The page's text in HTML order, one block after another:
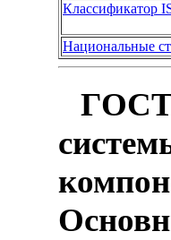
Классификатор
Национальные
ГОСТ